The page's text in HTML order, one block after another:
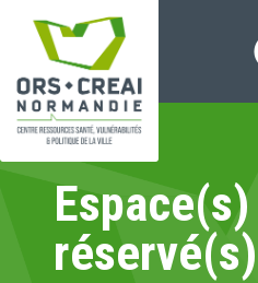
Espace(s)
réservé(s)
Panneau de gestion des cookies